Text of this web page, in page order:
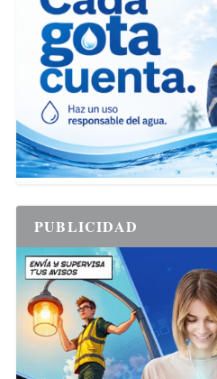
PUBLICIDAD